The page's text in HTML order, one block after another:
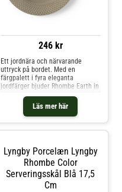
246 kr
Läs mer här
Ett jordnära och närvarande
uttryck på bordet. Med en
färgpalett i fyra eleganta
jordfärger bjuder Rhombe Earth in
oss att sakta ner, vara närvarande
vid måltiden, dem vi äter med och
lägga märke till skönheten i
servisen. Seriens mellanstora
Lyngby Porcelæn Lyngby
Rhombe Color
Serveringsskål Blå 17,5
Cm